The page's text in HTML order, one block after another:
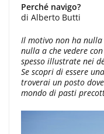
Perché navigo?
di Alberto Butti
Il motivo non ha nulla
nulla a che vedere
spesso illustrate nei
Se scopri di essere
troverai un posto
mondo di pasti